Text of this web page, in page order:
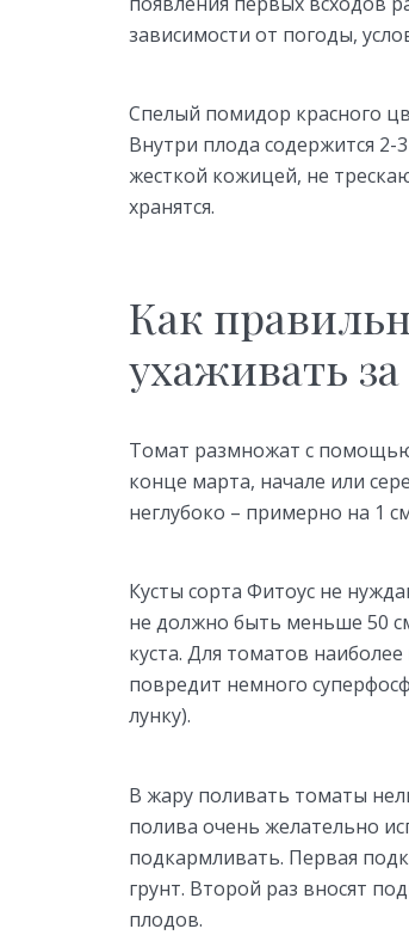
зависимости от погоды,
Спелый помидор красного
Внутри плода содержится
жесткой кожицей, не
хранятся.
Как
ухаживать
Томат размножат с
конце марта, начале или
неглубоко – примерно на 1
Кусты сорта Фитоус не
не должно быть меньше 50
куста. Для томатов
повредит немного
лунку).
В жару поливать томаты
полива очень желательно
подкармливать. Первая
грунт. Второй раз вносят
плодов.